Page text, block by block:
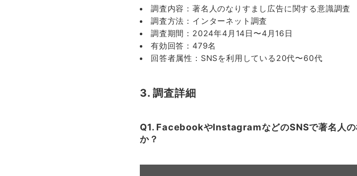
調査内容：著名人のなりすまし広告に関する意識調査
調査方法：インターネット調査
調査期間：2024年4月14日〜4月16日
有効回答：479名
回答者属性：SNSを利用している20代〜60代
3. 調査詳細
Q1. FacebookやInstagramなどのSNSで著名人の
か？